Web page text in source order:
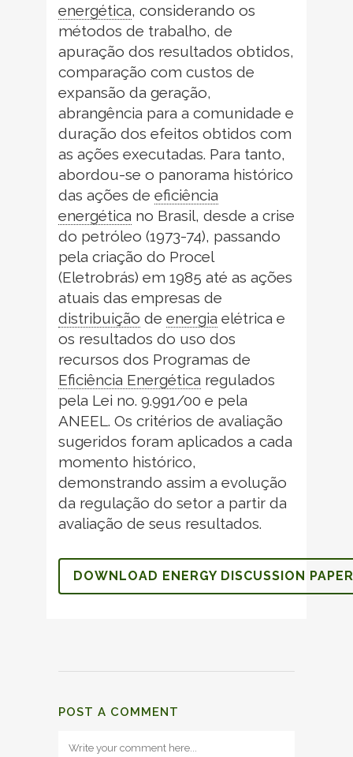
energética, considerando os
métodos de trabalho, de
apuração dos resultados obtidos,
comparação com custos de
expansão da geração,
abrangência para a comunidade e
duração dos efeitos obtidos com
as ações executadas. Para tanto,
abordou-se o panorama histórico
das ações de eficiência
energética no Brasil, desde a crise
do petróleo (1973-74), passando
pela criação do Procel
(Eletrobrás) em 1985 até as ações
atuais das empresas de
distribuição de energia elétrica e
os resultados do uso dos
recursos dos Programas de
Eficiência Energética regulados
pela Lei no. 9.991/00 e pela
ANEEL. Os critérios de avaliação
sugeridos foram aplicados a cada
momento histórico,
demonstrando assim a evolução
da regulação do setor a partir da
avaliação de seus resultados.
DOWNLOAD ENERGY DISCUSSION PAPER
POST A COMMENT